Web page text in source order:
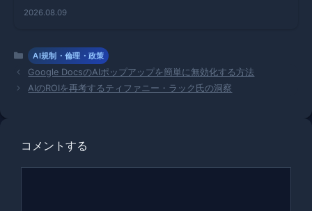
タイムライ
2026.08.09
カ
テ
ゴ
リ
AI規制・倫理・政策
Google DocsのAIポップアップを簡単に無効化する方法
AIのROIを再考するティファニー・ラック氏の洞察
コメントする